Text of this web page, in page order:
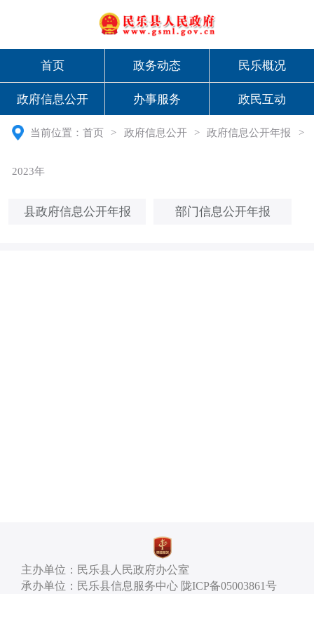
首页 政务动态 民乐概况
政府信息公开 办事服务 政民互动
当前位置：首页 > 政府信息公开 > 政府信息公开年报 >
2023年
县政府信息公开年报 部门信息公开年报
主办单位：民乐县人民政府办公室
承办单位：民乐县信息服务中心 陇ICP备05003861号